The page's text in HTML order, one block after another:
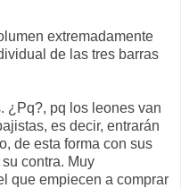
extremadamente
de las tres barras
¿Pq?, pq los leones van
es decir, entrarán
de esta forma con sus
contra. Muy
que empiecen a comprar